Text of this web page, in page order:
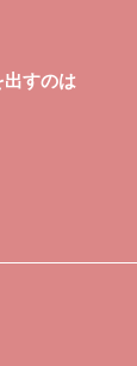
すのは